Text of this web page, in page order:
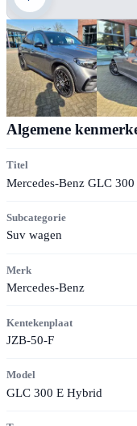
Algemene
Titel
Mercedes-Benz GLC
Subcategorie
Suv wagen
Merk
Mercedes-Benz
Kentekenplaat
JZB-50-F
Model
GLC 300 E Hybrid